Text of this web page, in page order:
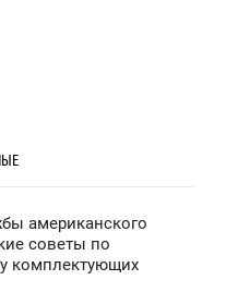
американского
советы по
комплектующих